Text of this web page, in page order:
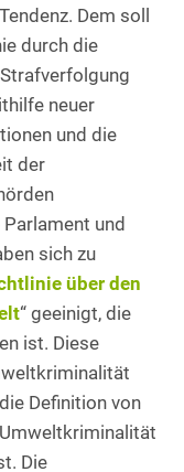
Dem soll
durch die
neuer
und die
der
und
sich zu
über den
“ geeinigt, die
ist. Diese
Definition von
Die